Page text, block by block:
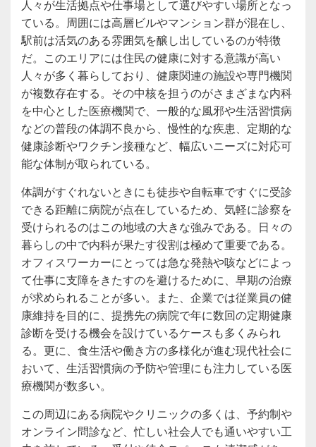
人々が生活拠点や仕事場として選びやすい場所となっ
ている。周囲には高層ビルやマンション群が混在し、
駅前は活気のある雰囲気を醸し出しているのが特徴
だ。このエリアには住民の健康に対する意識が高い
人々が多く暮らしており、健康関連の施設や専門機関
が複数存在する。その中核を担うのがさまざまな内科
を中心とした医療機関で、一般的な風邪や生活習慣病
などの普段の体調不良から、慢性的な疾患、定期的な
健康診断やワクチン接種など、幅広いニーズに対応可
能な体制が取られている。
体調がすぐれないときにも徒歩や自転車ですぐに受診
できる距離に病院が点在しているため、気軽に診察を
受けられるのはこの地域の大きな強みである。日々の
暮らしの中で内科が果たす役割は極めて重要である。
オフィスワーカーにとっては急な発熱や咳などによっ
て仕事に支障をきたすのを避けるために、早期の治療
が求められることが多い。また、企業では従業員の健
康維持を目的に、提携先の病院で年に数回の定期健康
診断を受ける機会を設けているケースも多くみられ
る。更に、食生活や働き方の多様化が進む現代社会に
おいて、生活習慣病の予防や管理にも注力している医
療機関が数多い。
この周辺にある病院やクリニックの多くは、予約制や
オンライン問診など、忙しい社会人でも通いやすい工